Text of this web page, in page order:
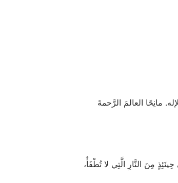
مانِحًا العالمَ الرَّحمةَ
مِنَ النَّارِ الَّتِي لا تُطْفَأُ،